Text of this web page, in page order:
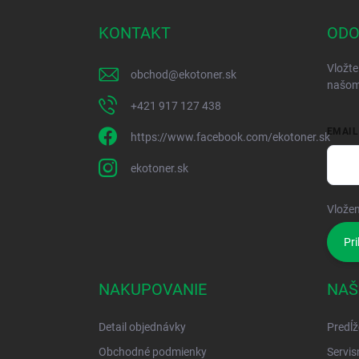
KONTAKT
obchod@ekotoner.sk
+421 917 127 438
https://www.facebook.com/ekotoner.sk
ekotoner.sk
EMAIL
NAKUPOVANIE
Detail objednávky
Obchodné podmienky